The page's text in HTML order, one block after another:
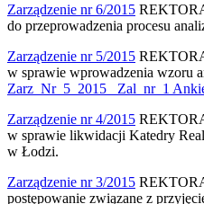
Zarządzenie nr 6/2015
do przeprowadzenia procesu
Zarządzenie nr 5/2015
w sprawie wprowadzenia wzoru
Zarz_Nr_5_2015_ Zal_nr_1
Zarządzenie nr 4/2015
w sprawie likwidacji Katedry
w Łodzi.
Zarządzenie nr 3/2015
postępowanie związane z